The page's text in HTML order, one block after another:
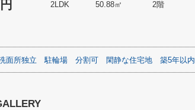
2LDK 50.88㎡ 2階
面所独立 駐輪場 分割可 閑静な住宅地 築5年以内